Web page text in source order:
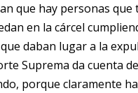
que hay personas que
en la cárcel
daban lugar a la
Suprema da cuenta
porque claramente